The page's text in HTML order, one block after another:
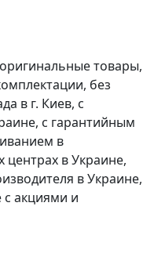
товары,
без
в г. Киев, с
с гарантийным
в
в Украине,
в Украине,
с акциями и